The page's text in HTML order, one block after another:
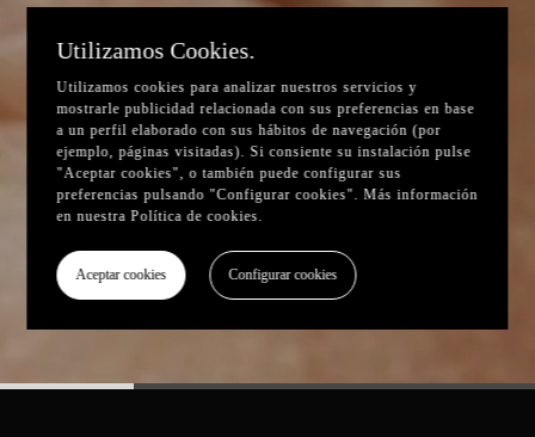
Utilizamos Cookies.
Utilizamos cookies para analizar nuestros servicios y
mostrarle publicidad relacionada con sus preferencias en base
a un perfil elaborado con sus hábitos de navegación (por
ejemplo, páginas visitadas). Si consiente su instalación pulse
"Aceptar cookies", o también puede configurar sus
preferencias pulsando "Configurar cookies". Más información
en nuestraPolítica de cookies.
Aceptar cookies Configurar cookies